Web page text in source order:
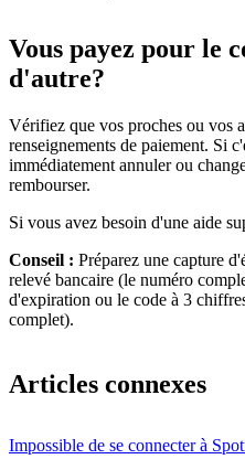
Vous payez pour le
d'autre?
Vérifiez que vos proches ou vos
renseignements de paiement. Si
immédiatement annuler ou
rembourser.
Si vous avez besoin d'une aide
Conseil : Préparez une capture
relevé bancaire (le numéro
d'expiration ou le code à 3
complet).
Articles connexes
Impossible de se connecter à